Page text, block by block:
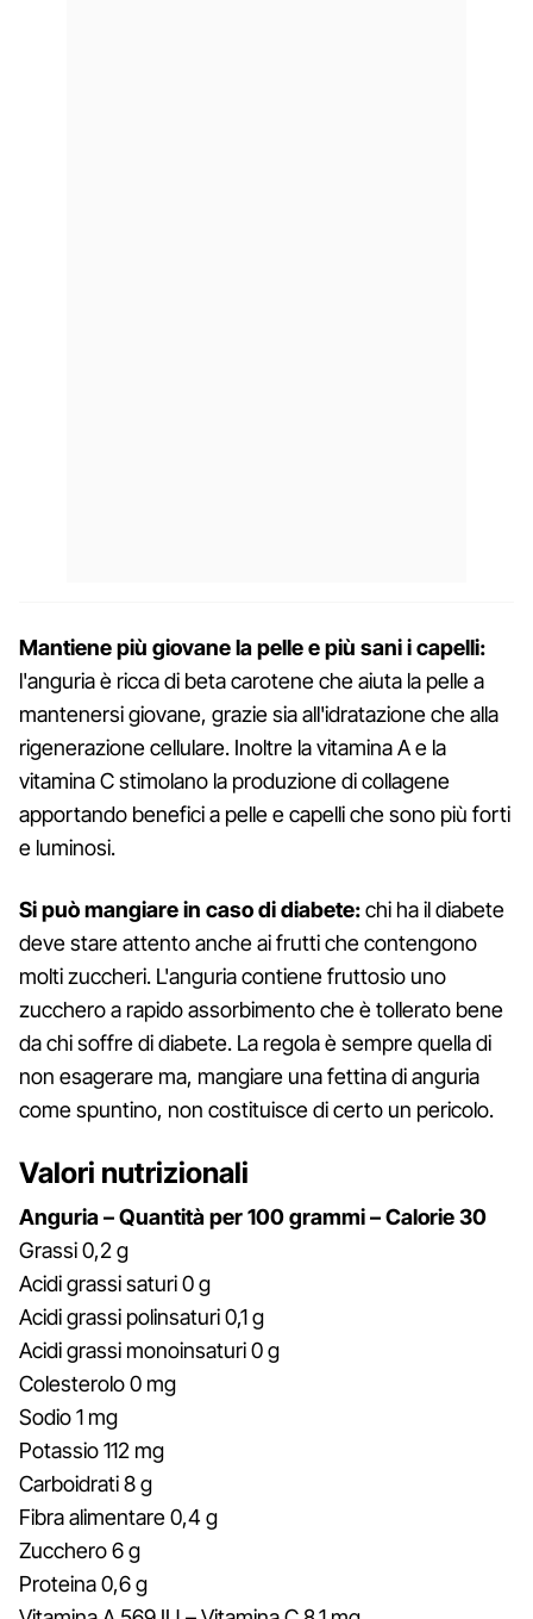
Mantiene più giovane la pelle e più sani i capelli:
l'anguria è ricca di beta carotene che aiuta la pelle a
mantenersi giovane, grazie sia all'idratazione che alla
rigenerazione cellulare. Inoltre la vitamina A e la
vitamina C stimolano la produzione di collagene
apportando benefici a pelle e capelli che sono più forti
e luminosi.
Si può mangiare in caso di diabete:chi ha il diabete
deve stare attento anche ai frutti che contengono
molti zuccheri. L'anguria contiene fruttosio uno
zucchero a rapido assorbimento che è tollerato bene
da chi soffre di diabete. La regola è sempre quella di
non esagerare ma, mangiare una fettina di anguria
come spuntino, non costituisce di certo un pericolo.
Valori nutrizionali
Anguria – Quantità per 100 grammi – Calorie 30
Grassi 0,2 g
Acidi grassi saturi 0 g
Acidi grassi polinsaturi 0,1 g
Acidi grassi monoinsaturi 0 g
Colesterolo 0 mg
Sodio 1 mg
Potassio 112 mg
Carboidrati 8 g
Fibra alimentare 0,4 g
Zucchero 6 g
Proteina 0,6 g